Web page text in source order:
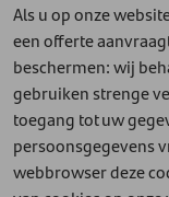
Als u op onze
een offerte
beschermen: wij
gebruiken strenge
toegang tot uw
persoonsgegevens
webbrowser deze